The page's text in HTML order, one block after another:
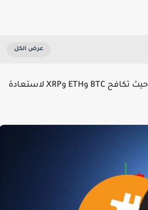
تواصل العملات الرقمية الرئيسية التداول تحت ضغوط بيعية ملحوظة، حيث تكافح BTC وETH وXRP لاستعادة